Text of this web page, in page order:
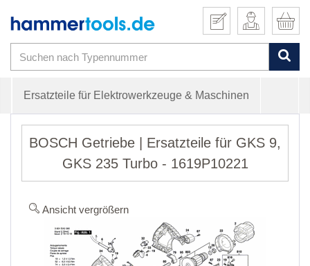
Ersatzteile für Elektrowerkzeuge & Maschinen
BOSCH Getriebe | Ersatzteile für GKS 9,
GKS 235 Turbo - 1619P10221
Ansicht vergrößern